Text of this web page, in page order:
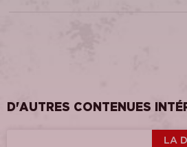
D'AUTRES CONTENUES
LA